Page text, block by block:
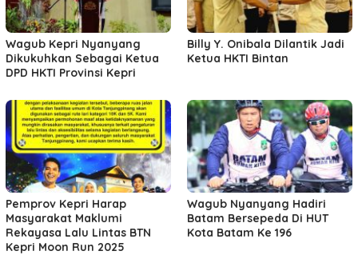
Wagub Kepri Nyanyang
Dikukuhkan Sebagai Ketua
DPD HKTI Provinsi Kepri
Billy Y. Onibala Dilantik Jadi
Ketua HKTI Bintan
Pemprov Kepri Harap
Masyarakat Maklumi
Rekayasa Lalu Lintas BTN
Kepri Moon Run 2025
Wagub Nyanyang Hadiri
Batam Bersepeda Di HUT
Kota Batam Ke 196